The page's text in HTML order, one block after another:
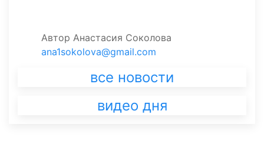
Автор Анастасия Соколова
ana1sokolova@gmail.com
все новости
видео дня